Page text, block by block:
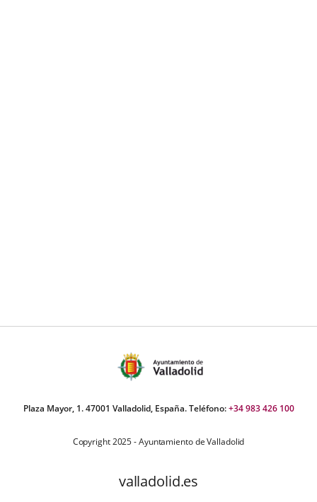
Plaza Mayor, 1. 47001 Valladolid, España. Teléfono:+34 983 426 100
Copyright 2025 - Ayuntamiento de Valladolid
valladolid.es